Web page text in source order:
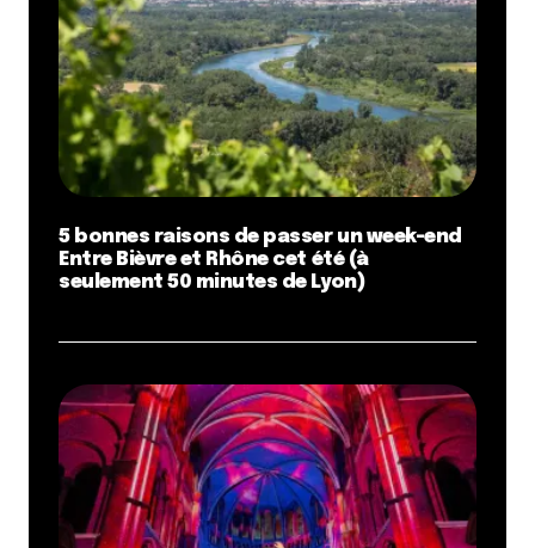
5 bonnes raisons de passer un week-end
Entre Bièvre et Rhône cet été (à
seulement 50 minutes de Lyon)